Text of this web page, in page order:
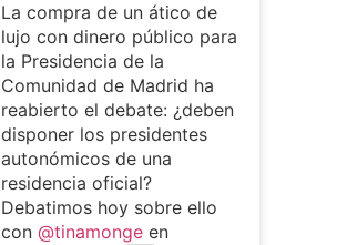
La compra de un ático de
lujo con dinero público para
la Presidencia de la
Comunidad de Madrid ha
reabierto el debate: ¿deben
disponer los presidentes
autonómicos de una
residencia oficial?
Debatimos hoy sobre ello
con @tinamongeen